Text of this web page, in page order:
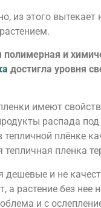
из этого
полимерная и
достигла уровня
имеют
распада
тепличной плёнке
тепличная пленка
дешевые и не
а растение без
и с